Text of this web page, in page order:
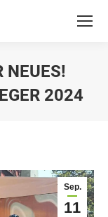
NEUES!
2024
Sep.
11